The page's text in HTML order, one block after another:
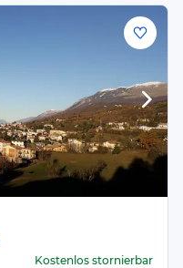
Kostenlos stornierbar